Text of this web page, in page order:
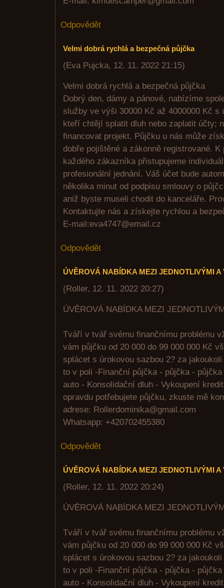
Odpovědět
Velmi dobrá rychlá a bezpečná půjčka
(Eva Pujcka, 12. 11. 2022 21:15)
Velmi dobrá rychlá a bezpečná půjčka
Dobrý den, dámy a pánové, nabízíme
služby ve výši 30000 Kč až 4000000 Kč s
kteří chtějí splatit dluh nebo zaplatit účty;
financovat projekt. Půjčku u nás může
dobře pojištěné a zákonně registrované.
každého zákazníka přistupujeme
profesionální jednání. Váš účet bude
několika minut od podpisu smlouvy o
aniž byste museli chodit do kanceláře.
Kontaktujte nás a získejte rychlou a
E-mail:eva4747@email.cz
Odpovědět
ÚVĚROVÁ NABÍDKA MEZI JEDNOTLIVÝMI A
(Roller, 12. 11. 2022 20:27)
ÚVĚROVÁ NABÍDKA MEZI
Tváří v tvář svému finančnímu problému
vám půjčku od 20 000 do 99 000 000 Kč
splácet s úrokovou sazbou 2? za
to v poli -Finanční půjčka - půjčka -
auto - Konsolidační dluh - Vykoupení
opravdu potřebujete půjčku, zkuste mě
adrese: Rollerdominika@gmail.com
Whatsapp: +420702455380
Odpovědět
ÚVĚROVÁ NABÍDKA MEZI JEDNOTLIVÝMI A
(Roller, 12. 11. 2022 20:24)
ÚVĚROVÁ NABÍDKA MEZI
Tváří v tvář svému finančnímu problému
vám půjčku od 20 000 do 99 000 000 Kč
splácet s úrokovou sazbou 2? za
to v poli -Finanční půjčka - půjčka -
auto - Konsolidační dluh - Vykoupení